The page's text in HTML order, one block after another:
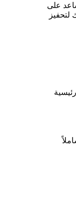
على